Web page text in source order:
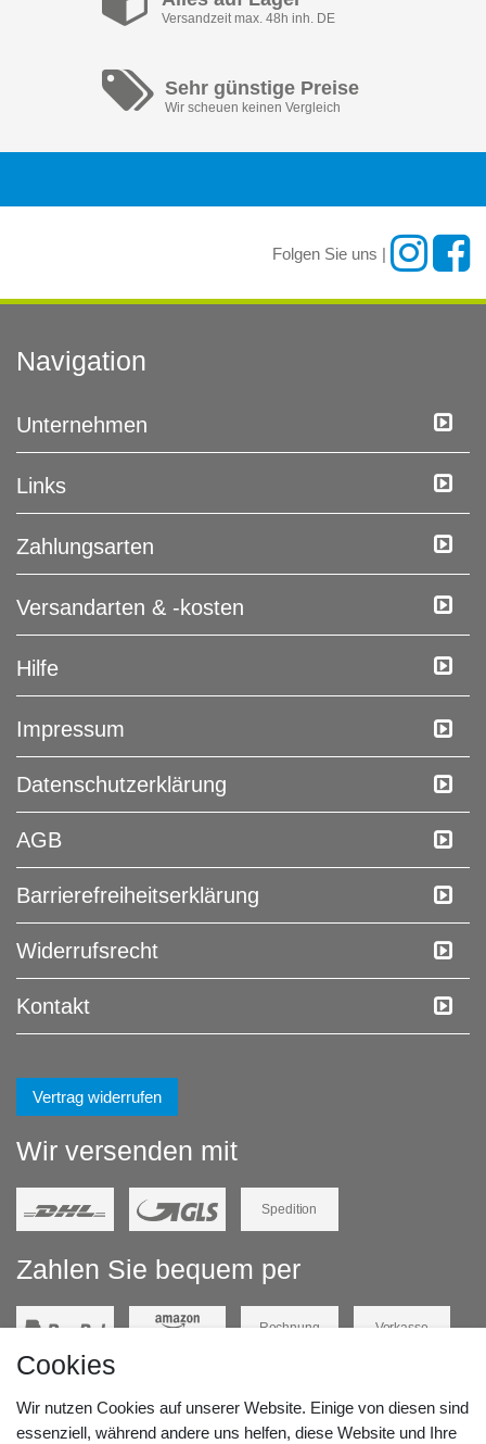
Versandzeit max. 48h inh. DE
Sehr günstige Preise
Wir scheuen keinen Vergleich
Folgen Sie uns |
Navigation
Unternehmen
Links
Zahlungsarten
Versandarten & -kosten
Hilfe
Impressum
Daten­schutz­erklärung
AGB
Barrierefreiheitserklärung
Widerrufs­recht
Kontakt
Vertrag widerrufen
Wir versenden mit
Spedition
Zahlen Sie bequem per
Rechnung Vorkasse
Unsere Lageradresse:
Cookies
Wir nutzen Cookies auf unserer Website. Einige von diesen sind
essenziell, während andere uns helfen, diese Website und Ihre